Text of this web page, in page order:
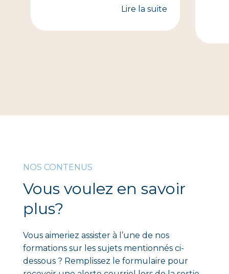
Lire la suite
NOS CONTENUS
Vous voulez en savoir
plus?
Vous aimeriez assister à l’une de nos
formations sur les sujets mentionnés ci-
dessous ? Remplissez le formulaire pour